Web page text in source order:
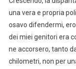
una vera e propria
osavo difendermi,
dei miei genitori era
ne accorsero, tanto
chilometri, non per